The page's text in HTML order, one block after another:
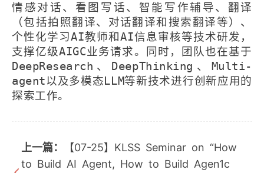
情感对话、看图写话、智能写作辅导、翻译
（包括拍照翻译、对话翻译和搜索翻译等）、
个性化学习AI教师和AI信息审核等技术研发，
支撑亿级AIGC业务请求。同时，团队也在基于
DeepResearch 、 DeepThinking 、
Multi-
agent以及多模态 LLM等新技术进行创新应用的
探索工作。
上一篇：
【07-25】KLSS Seminar on “How
to Build AI Agent, How to Build Agen1c